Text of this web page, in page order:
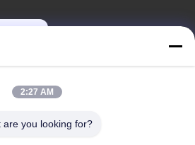
2:27 AM
are you looking for?